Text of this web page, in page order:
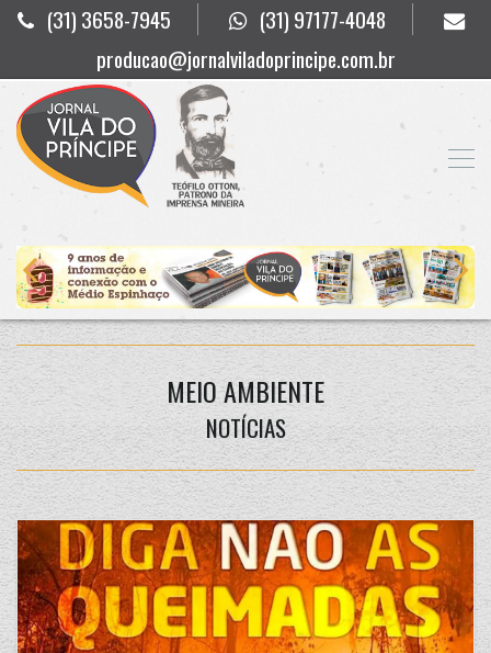
(31) 3658-7945
(31) 97177-4048
producao@jornalviladoprincipe.com.br
MEIO AMBIENTE
NOTÍCIAS